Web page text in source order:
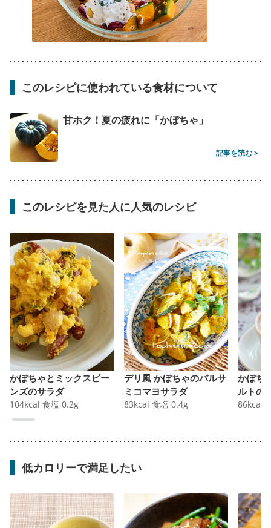
このレシピに使われている食材について
甘ホク！夏の疲れに「かぼちゃ」
記事を読む >
このレシピを見た人に人気のレシピ
かぼちゃとミックスビー
ンズのサラダ
104kcal 食塩 0.2g
デリ風 かぼちゃのバルサ
ミコマヨサラダ
83kcal 食塩 0.4g
かぼち
ルトの
86kcal
低カロリーで満足したい